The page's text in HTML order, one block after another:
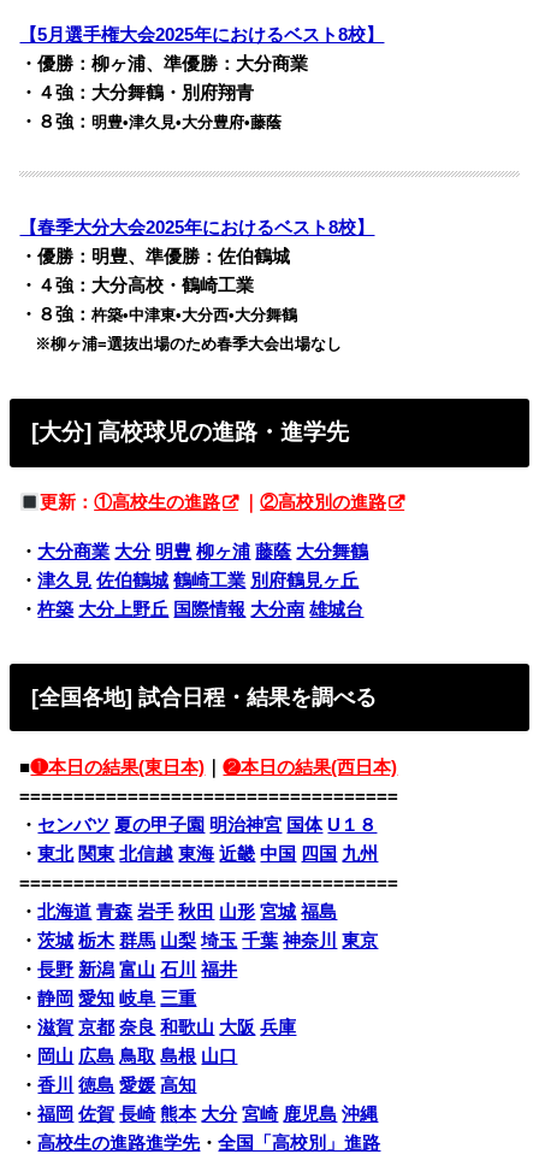
【5月選手権大会2025年におけるベスト8校】
・優勝：柳ヶ浦、準優勝：大分商業
・４強：大分舞鶴・別府翔青
・８強：明豊•津久見•大分豊府•藤蔭
【春季大分大会2025年におけるベスト8校】
・優勝：明豊、準優勝：佐伯鶴城
・４強：大分高校・鶴崎工業
・８強：杵築•中津東•大分西•大分舞鶴
※柳ヶ浦=選抜出場のため春季大会出場なし
[大分] 高校球児の進路・進学先
更新：①高校生の進路 ｜②高校別の進路
・ 大分商業 大分 明豊 柳ヶ浦 藤蔭 大分舞鶴
・津久見 佐伯鶴城 鶴崎工業 別府鶴見ヶ丘
・杵築 大分上野丘 国際情報 大分南 雄城台
[全国各地] 試合日程・結果を調べる
■❶本日の結果(東日本) ｜❷本日の結果(西日本)
===================================
・ センバツ 夏の甲子園 明治神宮 国体 U１８
・東北 関東 北信越 東海 近畿 中国 四国 九州
===================================
・北海道 青森 岩手 秋田 山形 宮城 福島
・茨城 栃木 群馬 山梨 埼玉 千葉 神奈川
東京
・長野 新潟 富山 石川
福井
・静岡 愛知 岐阜 三重
・滋賀 京都 奈良 和歌山 大阪 兵庫
・ 岡山 広島 鳥取 島根 山口
・香川 徳島 愛媛 高知
・福岡 佐賀 長崎 熊本 大分 宮崎 鹿児島 沖縄
・高校生の進路進学先・全国「高校別」進路